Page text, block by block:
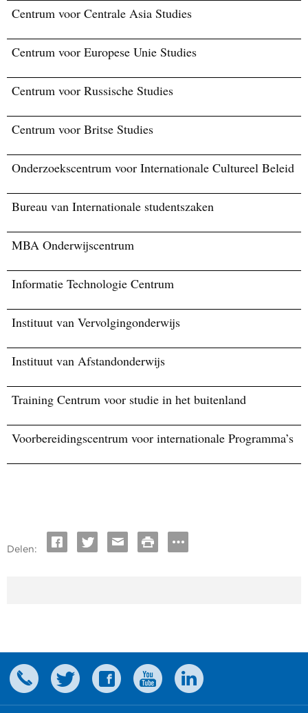
Centrum voor Centrale Asia Studies
Centrum voor Europese Unie Studies
Centrum voor Russische Studies
Centrum voor Britse Studies
Onderzoekscentrum voor Internationale Cultureel Beleid
Bureau van Internationale studentszaken
MBA Onderwijscentrum
Informatie Technologie Centrum
Instituut van Vervolgingonderwijs
Instituut van Afstandonderwijs
Training Centrum voor studie in het buitenland
Voorbereidingscentrum voor internationale Programma’s
Delen: